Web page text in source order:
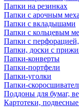
Папки на резинках
Папки с арочным
Папки с вкладышами
Папки с кольцевым
Папки с
Папки, доски с
Папки-конверты
Папки-портфели
Папки-уголки
Папки-
Поддоны для бумаг,
Картотеки,